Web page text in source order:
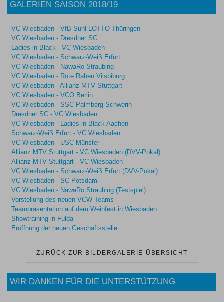
GALERIEN SAISON 2018/19
VC Wiesbaden - VfB Suhl LOTTO Thüringen
VC Wiesbaden - Dresdner SC
Ladies in Black - VC Wiesbaden
VC Wiesbaden - Schwarz-Weiß Erfurt
VC Wiesbaden - NawaRo Straubing
VC Wiesbaden - Rote Raben Vilsbiburg
VC Wiesbaden - Allianz MTV Stuttgart
VC Wiesbaden - VCO Berlin
VC Wiesbaden - SSC Palmberg Schwerin
Dresdner SC - VC Wiesbaden
VC Wiesbaden - Ladies in Black Aachen
Schwarz-Weiß Erfurt - VC Wiesbaden
VC Wiesbaden - USC Münster
Allianz MTV Stuttgart - VC Wiesbaden (DVV-Pokal)
Allianz MTV Stuttgart - VC Wiesbaden
VC Wiesbaden - Schwarz-Weiß Erfurt (DVV-Pokal)
VC Wiesbaden - SC Potsdam
VC Wiesbaden - NawaRo Straubing (Testspiel)
Vorstellung des neuen VCW Teams
Teampräsentation auf dem Weinfest in Wiesbaden
Showtraining in Fulda
Eröffnung der neuen Geschäftsstelle
ZURÜCK ZUR BILDERGALERIE-ÜBERSICHT
WIR DANKEN FÜR DIE UNTERSTÜTZUNG